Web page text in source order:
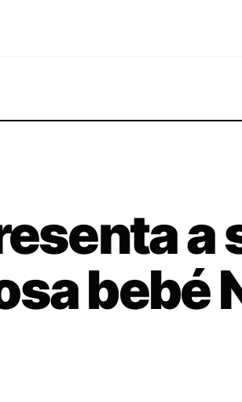
a
bebé